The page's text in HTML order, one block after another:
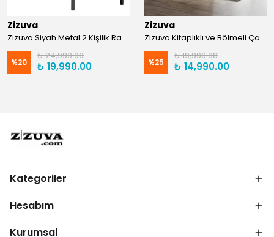
Zizuva
Zizuva Siyah Metal 2 Kişilik Ranza | TR0011-F
%20
₺ 24,990.00
₺ 19,990.00
Zizuva
Zizuva Kitaplıklı ve Bölmeli Çalışma Masası | CM1021-F-Suntalam
%25
₺ 19,990.00
₺ 14,990.00
Kategoriler
Hesabım
Kurumsal